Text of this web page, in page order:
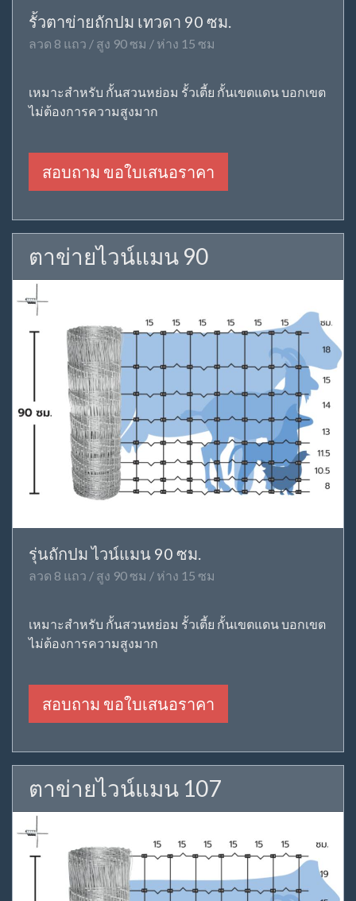
รั้วตาข่ายถักปม เทวดา 90 ซม.
ลวด 8 แถว / สูง 90 ซม / ห่าง 15 ซม
เหมาะสำหรับ กั้นสวนหย่อม รั้วเตี้ย กั้นเขตแดน บอกเขต
ไม่ต้องการความสูงมาก
สอบถาม ขอใบเสนอราคา
ตาข่ายไวน์แมน 90
รุ่นถักปม ไวน์แมน 90 ซม.
ลวด 8 แถว / สูง 90 ซม / ห่าง 15 ซม
เหมาะสำหรับ กั้นสวนหย่อม รั้วเตี้ย กั้นเขตแดน บอกเขต
ไม่ต้องการความสูงมาก
สอบถาม ขอใบเสนอราคา
ตาข่ายไวน์แมน 107